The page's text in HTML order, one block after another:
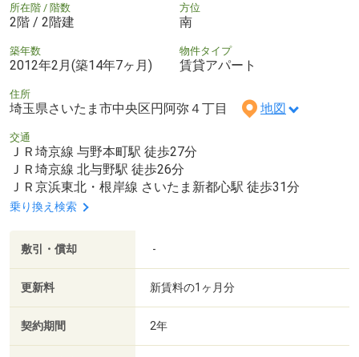
所在階 / 階数
2階 / 2階建
方位
南
築年数
2012年2月(築14年7ヶ月)
物件タイプ
賃貸アパート
住所
埼玉県さいたま市中央区円阿弥４丁目 地図
交通
ＪＲ埼京線 与野本町駅 徒歩27分
ＪＲ埼京線 北与野駅 徒歩26分
ＪＲ京浜東北・根岸線 さいたま新都心駅 徒歩31分
乗り換え検索
敷引・償却 -
更新料 新賃料の1ヶ月分
契約期間 2年